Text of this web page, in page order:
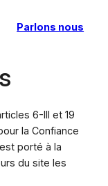
Parlons nous
6-III et 19
la Confiance
porté à la
du site les